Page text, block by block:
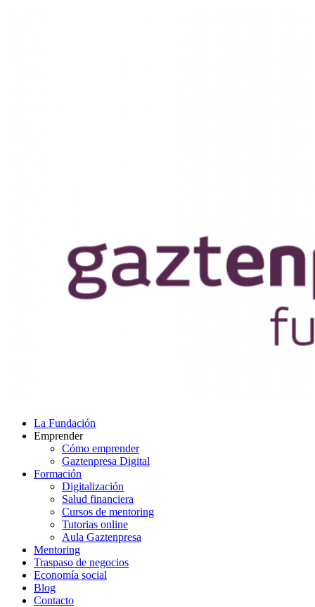
La Fundación
Emprender
Cómo emprender
Gaztenpresa Digital
Formación
Digitalización
Salud financiera
Cursos de mentoring
Tutorias online
Aula Gaztenpresa
Mentoring
Traspaso de negocios
Economía social
Blog
Contacto